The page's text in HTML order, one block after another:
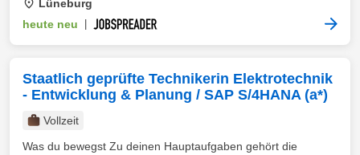
Lüneburg
heute neu
Staatlich geprüfte Technikerin Elektrotechnik
- Entwicklung & Planung / SAP S/4HANA (a*)
Vollzeit
Was du bewegst Zu deinen Hauptaufgaben gehört die